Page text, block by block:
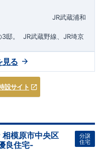
JR武蔵浦和
邸。
​JR武蔵野線、JR埼京
駅まで徒歩18分​
自転車で約6分
◎性能評価とは
、国が定めた第三者機関が
性能評価】​
その他項目も評価を受けてお
​​◆こだわりの内装！​家
ラン！​全居室クローゼッ
も快適！LDK床暖房標準装
内物干し
設サイト
見る
模原市中央区
良住宅-
分譲
住宅